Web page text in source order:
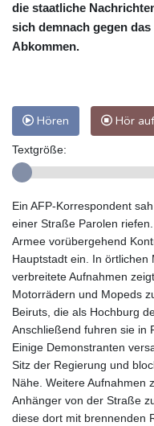
die staatliche
sich demnach gegen
Abkommen.
Hören Hör
Textgröße:
Ein AFP-Korrespondent
einer Straße Parolen
Armee vorübergehend
Hauptstadt ein. In örtlichen
verbreitete Aufnahmen
Motorrädern und Mopeds
Beiruts, die als Hochburg
Anschließend fuhren sie in
Einige Demonstranten
Sitz der Regierung und
Nähe. Weitere Aufnahmen
Anhänger von der Straße
diese dort mit brennenden